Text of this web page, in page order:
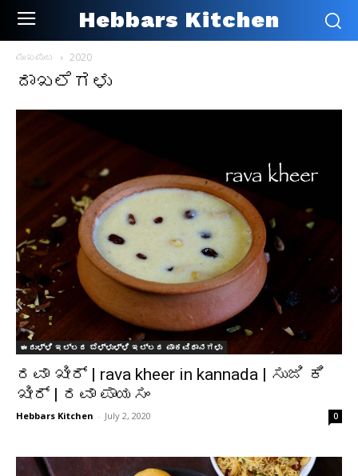
Hebbars Kitchen
ಮುಖಪುಟ 2020
ದಾಖಲೆಗಳು
ಈರುಳ್ಳಿ ಇಲ್ಲದ ಬೆಳ್ಳುಳ್ಳಿ ಇಲ್ಲದ ಪಾಕವಿಧಾನಗಳು
ರವಾ ಖೀರ್ | rava kheer in kannada | ಸುಜಿ ಕಿ
ಖೀರ್ | ರವಾ ಪಾಯಸಂ
Hebbars Kitchen - July 2, 2020 0